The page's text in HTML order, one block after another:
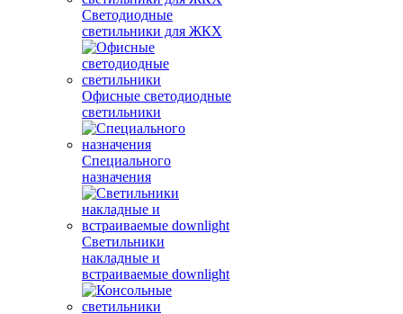
Светодиодные
светильники для ЖКХ
Офисные светодиодные
светильники
Специального
назначения
Светильники
накладные и
встраиваемые downlight